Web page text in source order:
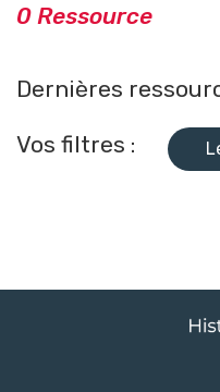
0 Ressource
Dernières
Vos filtres :